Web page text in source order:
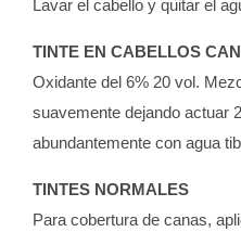
Lavar el cabello y quitar el
TINTE EN CABELLOS
Oxidante del 6% 20 vol.
suavemente dejando actuar
abundantemente con agua
TINTES NORMALES
Para cobertura de canas,